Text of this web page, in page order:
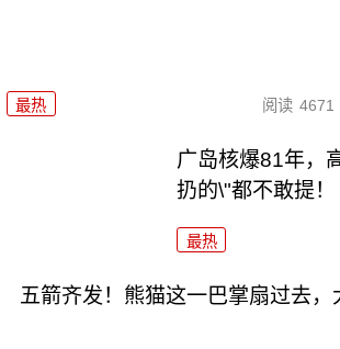
最热 阅读 4671
广岛核爆81年，
扔的\"都不敢提！
最热
五箭齐发！熊猫这一巴掌扇过去